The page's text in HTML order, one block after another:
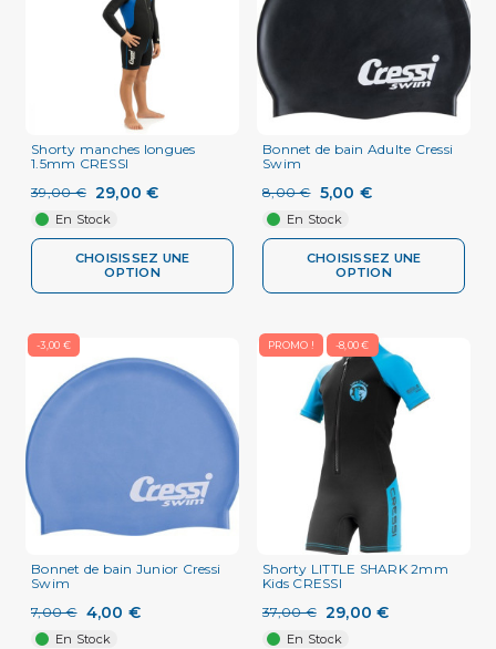
Shorty manches longues
1.5mm CRESSI
39,00 € 29,00 €
En Stock
CHOISISSEZ UNE
OPTION
Bonnet de bain Adulte Cressi
Swim
8,00 € 5,00 €
En Stock
CHOISISSEZ UNE
OPTION
-3,00 €
Bonnet de bain Junior Cressi
Swim
7,00 € 4,00 €
En Stock
PROMO ! -8,00 €
Shorty LITTLE SHARK 2mm
Kids CRESSI
37,00 € 29,00 €
En Stock